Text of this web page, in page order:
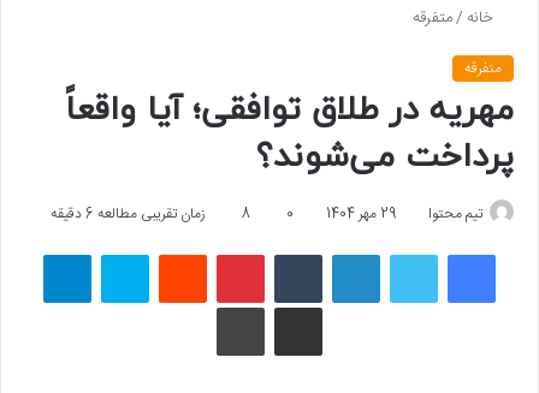
خانه /متفرقه
متفرقه
مهریه در طلاق توافقی؛ آیا واقعاً
پرداخت می‌شوند؟
تیم محتوا 29 مهر 1404 0
8 زمان تقریبی مطالعه 6 دقیقه
فیسبوک لینکداین پینتریست اسکایپ
چاپ